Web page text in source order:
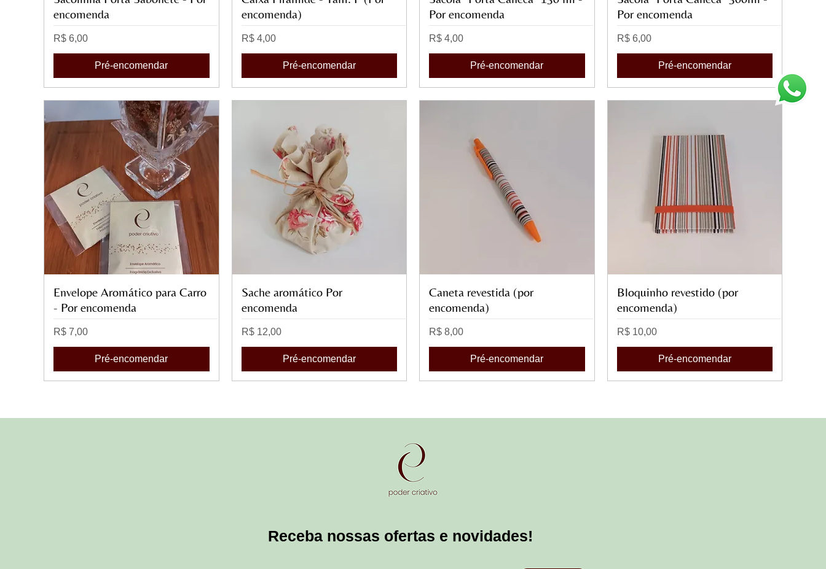
encomenda
Preço
R$ 6,00
Pré-encomendar
encomenda)
Preço
R$ 4,00
Pré-encomendar
Por encomenda
Preço
R$ 4,00
Pré-encomendar
Por encomenda
Preço
R$ 6,00
Pré-encomendar
Visualização rápida
Envelope Aromático para Carro
- Por encomenda
Preço
R$ 7,00
Pré-encomendar
Visualização rápida
Sache aromático Por
encomenda
Preço
R$ 12,00
Pré-encomendar
Visualização rápida
Caneta revestida (por
encomenda)
Preço
R$ 8,00
Pré-encomendar
Visualização rápida
Bloquinho revestido (por
encomenda)
Preço
R$ 10,00
Pré-encomendar
Receba nossas ofertas e novidades!